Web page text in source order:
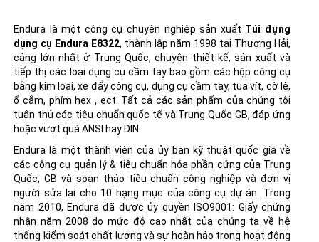
Endura là một công cụ chuyên nghiệp sản xuất Túi đựng
dụng cụ Endura E8322, thành lập năm 1998 tại Thượng Hải,
cảng lớn nhất ở Trung Quốc, chuyên thiết kế, sản xuất và
tiếp thị các loại dụng cụ cầm tay bao gồm các hộp công cụ
bằng kim loại, xe đẩy công cụ, dụng cụ cầm tay, tua vít, cờ lê,
ổ cắm, phím hex , ect. Tất cả các sản phẩm của chúng tôi
tuân thủ các tiêu chuẩn quốc tế và Trung Quốc GB, đáp ứng
hoặc vượt quá ANSI hay DIN.
Endura là một thành viên của ủy ban kỹ thuật quốc gia về
các công cụ quản lý & tiêu chuẩn hóa phần cứng của Trung
Quốc, GB và soạn thảo tiêu chuẩn công nghiệp và đơn vị
người sửa lại cho 10 hạng mục của công cụ dự án. Trong
năm 2010, Endura đã được ủy quyền ISO9001: Giấy chứng
nhận năm 2008 do mức độ cao nhất của chúng ta về hệ
thống kiểm soát chất lượng và sự hoàn hảo trong hoạt động